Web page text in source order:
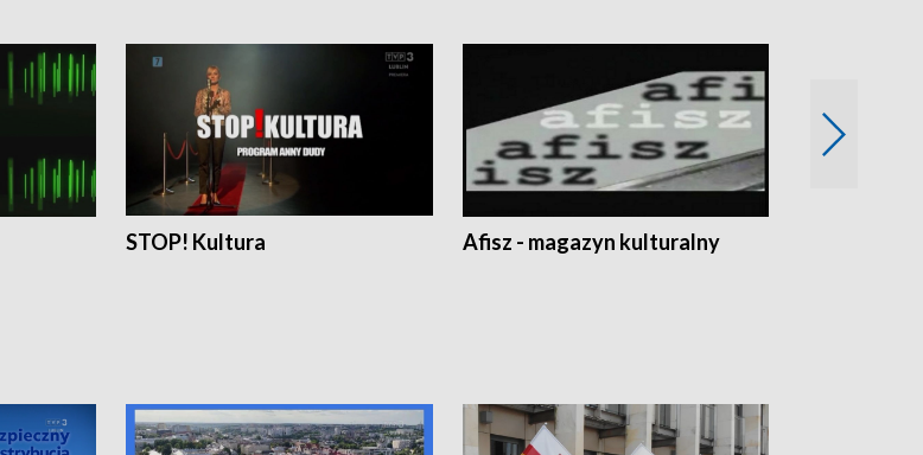
STOP! Kultura Afisz - magazyn kulturalny